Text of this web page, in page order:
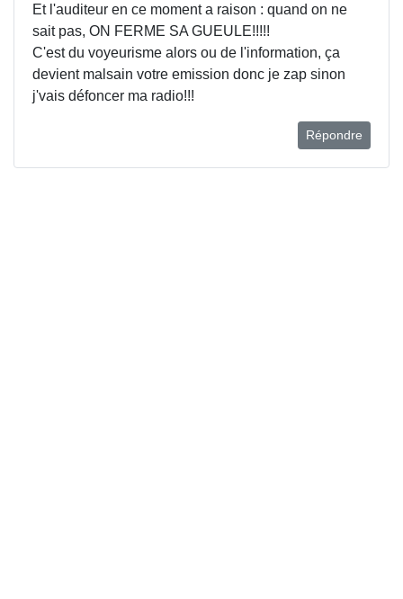
Et l'auditeur en ce moment a raison : quand on ne
sait pas, ON FERME SA GUEULE!!!!!
C'est du voyeurisme alors ou de l'information, ça
devient malsain votre emission donc je zap sinon
j'vais défoncer ma radio!!!
Répondre